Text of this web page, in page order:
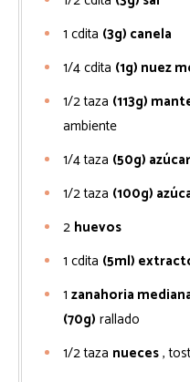
1 cdita (3g) canela
1/4cdita (1g) nuez
1/2taza (113g)
ambiente
1/4taza (50g)
1/2taza (100g)
2 huevos
1 cdita (5ml)
1 zanahoria
(70g) rallado
1/2taza nueces,